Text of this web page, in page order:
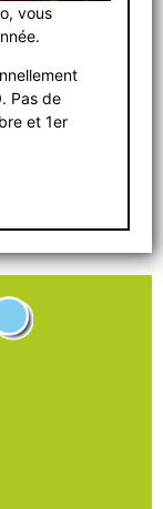
vous
Pas de
et 1er